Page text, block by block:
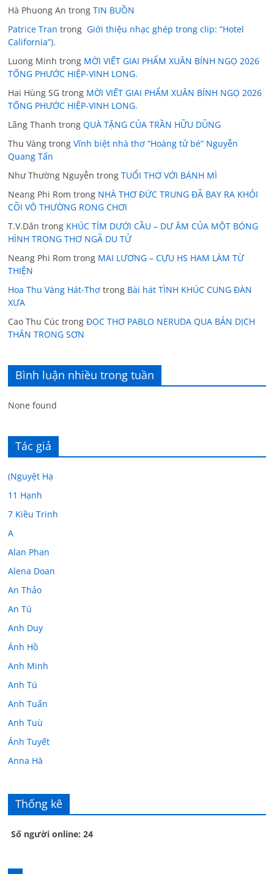
Hà Phuong An trongTIN BUỒN
Patrice Tran trong Giới thiệu nhạc ghép trong clip: “Hotel
California”).
Luong Minh trong MỜI VIẾT GIAI PHẨM XUÂN BÍNH NGỌ 2026
TỐNG PHƯỚC HIỆP-VINH LONG.
Hai Hùng SG trong MỜI VIẾT GIAI PHẨM XUÂN BÍNH NGỌ 2026
TỐNG PHƯỚC HIỆP-VINH LONG.
Lãng Thanh trongQUÀ TẶNG CỦA TRẦN HỮU DŨNG
Thu Vàng trongVĩnh biệt nhà thơ “Hoàng tử bé” Nguyễn
Quang Tấn
Như Thường Nguyễn trongTUỔI THƠ VỚI BÁNH MÌ
Neang Phi Rom trong NHÀ THƠ ĐỨC TRUNG ĐÃ BAY RA KHỎI
CÕI VÔ THƯỜNG RONG CHƠI
T.V.Dân trong KHÚC TÍM DƯỚI CẦU – DƯ ÂM CỦA MỘT BÓNG
HÌNH TRONG THƠ NGÃ DU TỬ
Neang Phi Rom trong MAI LƯƠNG – CỰU HS HAM LÀM TỪ
THIỆN
Hoa Thu Vàng Hát-Thơ trong Bài hát TÌNH KHÚC CUNG ĐÀN
XƯA
Cao Thu Cúc trongĐỌC THƠ PABLO NERUDA QUA BẢN DỊCH
THÂN TRONG SƠN
Bình luận nhiều trong tuần
None found
Tác giả
(Nguyệt Hạ
11 Hạnh
7 Kiều Trinh
A
Alan Phan
Alena Doan
An Thảo
An Tú
Anh Duy
Ánh Hồ
Anh Minh
Anh Tú
Anh Tuấn
Anh Tuù
Ánh Tuyết
Anna Hà
Âu Tú Vân
Bác sĩ Hoa
Bác sĩ Stephen Mak
Thống kê
Số người online: 24